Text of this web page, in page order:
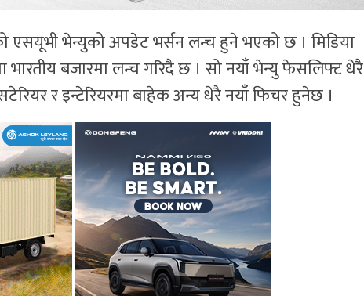
एसयूभी भेन्युको अपडेट भर्सन लन्च हुने भएको छ । मिडिया
भारतीय बजारमा लन्च गरिदै छ । सो नयाँ भेन्यु फेसलिफ्ट धेरै
र इन्टेरियरमा बाहेक अन्य धेरै नयाँ फिचर हुनेछ ।